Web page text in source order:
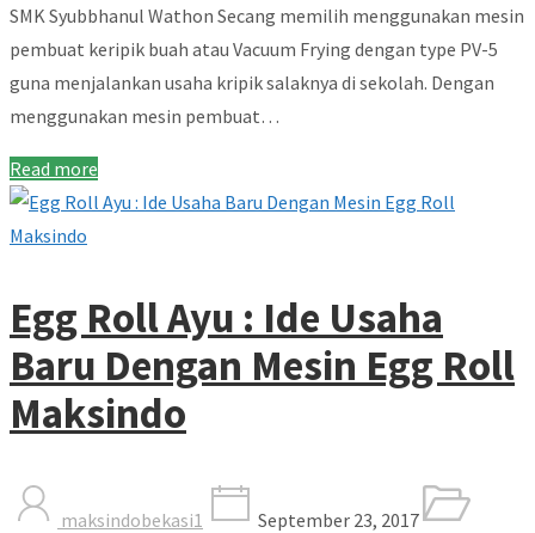
SMK Syubbhanul Wathon Secang memilih menggunakan mesin
pembuat keripik buah atau Vacuum Frying dengan type PV-5
guna menjalankan usaha kripik salaknya di sekolah. Dengan
menggunakan mesin pembuat…
Read more
Egg Roll Ayu : Ide Usaha
Baru Dengan Mesin Egg Roll
Maksindo
maksindobekasi1
September 23, 2017